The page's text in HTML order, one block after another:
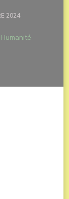
2024
Humanité